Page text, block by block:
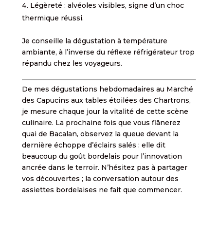
Légèreté : alvéoles visibles, signe d’un choc
thermique réussi.
Je conseille la dégustation à température
ambiante, à l’inverse du réflexe réfrigérateur trop
répandu chez les voyageurs.
De mes dégustations hebdomadaires au Marché
des Capucins aux tables étoilées des Chartrons,
je mesure chaque jour la vitalité de cette scène
culinaire. La prochaine fois que vous flânerez
quai de Bacalan, observez la queue devant la
dernière échoppe d’éclairs salés : elle dit
beaucoup du goût bordelais pour l’innovation
ancrée dans le terroir. N’hésitez pas à partager
vos découvertes ; la conversation autour des
assiettes bordelaises ne fait que commencer.